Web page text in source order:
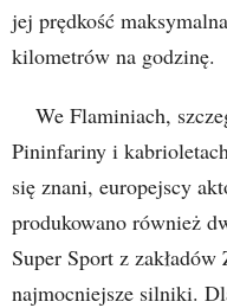
jej prędkość
kilometrów na godzinę.
We Flaminiach,
Pininfariny i
się znani, europejscy
produkowano również
Super Sport z
najmocniejsze silniki.